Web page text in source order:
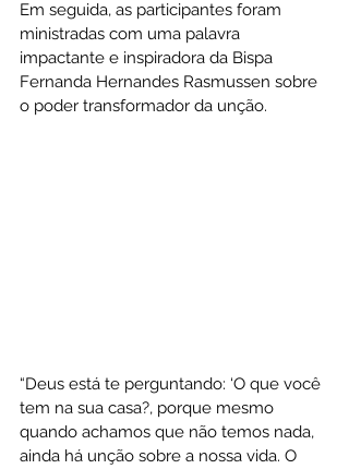
Em seguida, as participantes foram
ministradas com uma palavra
impactante e inspiradora da Bispa
Fernanda Hernandes Rasmussen sobre
o poder transformador da unção.
“Deus está te perguntando: ‘O que você
tem na sua casa?, porque mesmo
quando achamos que não temos nada,
ainda há unção sobre a nossa vida. O